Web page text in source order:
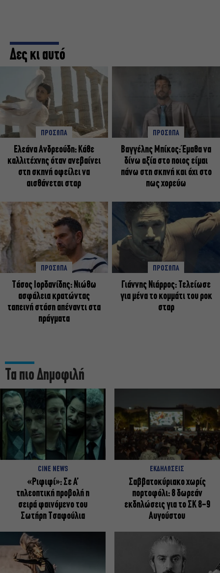
Δες κι αυτό
ΠΡΟΣΩΠΑ
Ελεάνα Ανδρεούδη: Κάθε
καλλιτέχνης όταν ανεβαίνει
στη σκηνή οφείλει να
αισθάνεται σταρ
ΠΡΟΣΩΠΑ
Βαγγέλης Μπίκος: Έμαθα να
δίνω αξία στο ποιος είμαι
πάνω στη σκηνή και όχι στο
πως χορεύω
ΠΡΟΣΩΠΑ
Tάσος Ιορδανίδης: Νιώθω
ασφάλεια κρατώντας
ταπεινή στάση απέναντι στα
πράγματα
ΠΡΟΣΩΠΑ
Γιάννης Νιάρρος: Τελείωσε
για μένα το κομμάτι του ροκ
σταρ
Τα πιο Δημοφιλή
CINE NEWS
«Ριφιφί»: Σε Α’
τηλεοπτική προβολή η
σειρά φαινόμενο του
Σωτήρη Τσαφούλια
ΕΚΔΗΛΩΣΕΙΣ
Σαββατοκύριακο χωρίς
πορτοφόλι: 8 δωρεάν
εκδηλώσεις για το ΣΚ 8-9
Αυγούστου